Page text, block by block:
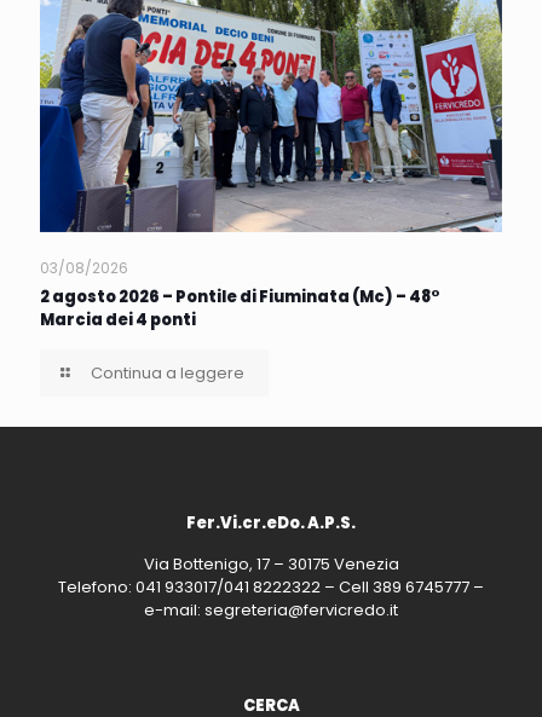
03/08/2026
2 agosto 2026 – Pontile di Fiuminata (Mc) – 48°
Marcia dei 4 ponti
Continua a leggere
Fer.Vi.cr.eDo. A.P.S.
Via Bottenigo, 17 – 30175 Venezia
Telefono: 041 933017/041 8222322 – Cell 389 6745777 –
e-mail: segreteria@fervicredo.it
CERCA